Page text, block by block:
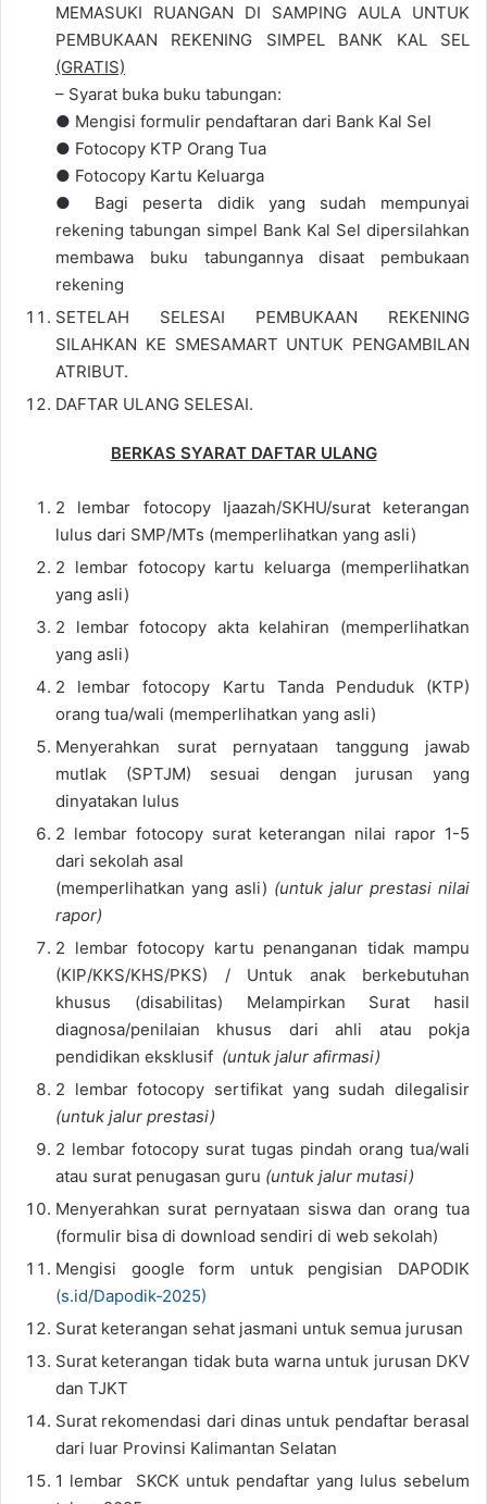
MEMASUKI RUANGAN DI SAMPING AULA UNTUK
PEMBUKAAN REKENING SIMPEL BANK KAL SEL
(GRATIS)
– Syarat buka buku tabungan:
● Mengisi formulir pendaftaran dari Bank Kal Sel
● Fotocopy KTP Orang Tua
● Fotocopy Kartu Keluarga
● Bagi peserta didik yang sudah mempunyai
rekening tabungan simpel Bank Kal Sel dipersilahkan
membawa buku tabungannya disaat pembukaan
rekening
SETELAH SELESAI PEMBUKAAN REKENING
SILAHKAN KE SMESAMART UNTUK PENGAMBILAN
ATRIBUT.
DAFTAR ULANG SELESAI.
BERKAS SYARAT DAFTAR ULANG
2 lembar fotocopy Ijaazah/SKHU/surat keterangan
lulus dari SMP/MTs (memperlihatkan yang asli)
2 lembar fotocopy kartu keluarga (memperlihatkan
yang asli)
2 lembar fotocopy akta kelahiran (memperlihatkan
yang asli)
2 lembar fotocopy Kartu Tanda Penduduk (KTP)
orang tua/wali (memperlihatkan yang asli)
Menyerahkan surat pernyataan tanggung jawab
mutlak (SPTJM) sesuai dengan jurusan yang
dinyatakan lulus
2 lembar fotocopy surat keterangan nilai rapor 1-5
dari sekolah asal
(memperlihatkan yang asli) (untuk jalur prestasi nilai
rapor)
2 lembar fotocopy kartu penanganan tidak mampu
(KIP/KKS/KHS/PKS) / Untuk anak berkebutuhan
khusus (disabilitas) Melampirkan Surat hasil
diagnosa/penilaian khusus dari ahli atau pokja
pendidikan eksklusif (untuk jalur afirmasi)
2 lembar fotocopy sertifikat yang sudah dilegalisir
(untuk jalur prestasi)
2 lembar fotocopy surat tugas pindah orang tua/wali
atau surat penugasan guru (untuk jalur mutasi)
Menyerahkan surat pernyataan siswa dan orang tua
(formulir bisa di download sendiri di web sekolah)
Mengisi google form untuk pengisian DAPODIK
(s.id/Dapodik-2025)
Surat keterangan sehat jasmani untuk semua jurusan
Surat keterangan tidak buta warna untuk jurusan DKV
dan TJKT
Surat rekomendasi dari dinas untuk pendaftar berasal
dari luar Provinsi Kalimantan Selatan
1 lembar SKCK untuk pendaftar yang lulus sebelum